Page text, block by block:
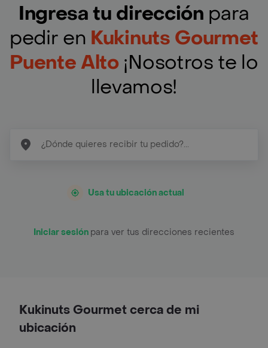
Ingresa tu dirección para
pedir en Kukinuts Gourmet
Puente Alto ¡Nosotros te lo
llevamos!
Usa tu ubicación actual
Iniciar sesión para ver tus direcciones recientes
Kukinuts Gourmet cerca de mi
ubicación